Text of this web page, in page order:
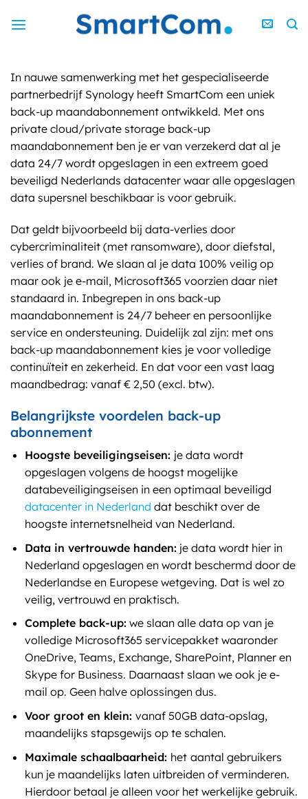
naar
In nauwe samenwerking met het gespecialiseerde
partnerbedrijf Synology heeft SmartCom een uniek
back-up maandabonnement ontwikkeld. Met ons
private cloud/private storage back-up
maandabonnement ben je er van verzekerd dat al je
data 24/7 wordt opgeslagen in een extreem goed
beveiligd Nederlands datacenter waar alle opgeslagen
data supersnel beschikbaar is voor gebruik.
Dat geldt bijvoorbeeld bij data-verlies door
cybercriminaliteit (met ransomware), door diefstal,
verlies of brand. We slaan al je data 100% veilig op
maar ook je e-mail, Microsoft365 voorzien daar niet
standaard in. Inbegrepen in ons back-up
maandabonnement is 24/7 beheer en persoonlijke
service en ondersteuning. Duidelijk zal zijn: met ons
back-up maandabonnement kies je voor volledige
continuïteit en zekerheid. En dat voor een vast laag
maandbedrag: vanaf € 2,50 (excl. btw).
Belangrijkste voordelen back-up
abonnement
Hoogste beveiligingseisen: je data wordt
opgeslagen volgens de hoogst mogelijke
databeveiligingseisen in een optimaal beveiligd
datacenter in Nederland dat beschikt over de
hoogste internetsnelheid van Nederland.
Data in vertrouwde handen: je data wordt hier in
Nederland opgeslagen en wordt beschermd door de
Nederlandse en Europese wetgeving. Dat is wel zo
veilig, vertrouwd en praktisch.
Complete back-up: we slaan alle data op van je
volledige Microsoft365 servicepakket waaronder
OneDrive, Teams, Exchange, SharePoint, Planner en
Skype for Business. Daarnaast slaan we ook je e-
mail op. Geen halve oplossingen dus.
Voor groot en klein: vanaf 50GB data-opslag,
maandelijks stapsgewijs op te schalen.
Maximale schaalbaarheid: het aantal gebruikers
kun je maandelijks laten uitbreiden of verminderen.
Hierdoor betaal je alleen voor het werkelijke gebruik.